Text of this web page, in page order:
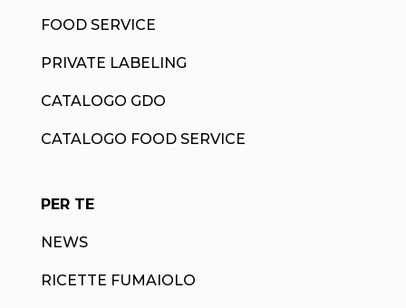
FOOD SERVICE
PRIVATE LABELING
CATALOGO GDO
CATALOGO FOOD SERVICE
PER TE
NEWS
RICETTE FUMAIOLO